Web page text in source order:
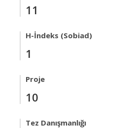
11
H-İndeks (Sobiad)
1
Proje
10
Tez Danışmanlığı